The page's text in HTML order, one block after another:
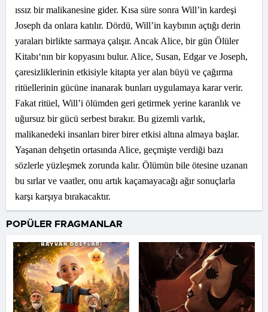
ıssız bir malikanesine gider. Kısa süre sonra Will’in kardeşi
Joseph da onlara katılır. Dördü, Will’in kaybının açtığı derin
yaraları birlikte sarmaya çalışır. Ancak Alice, bir gün Ölüler
Kitabı‘nın bir kopyasını bulur. Alice, Susan, Edgar ve Joseph,
çaresizliklerinin etkisiyle kitapta yer alan büyü ve çağırma
ritüellerinin gücüne inanarak bunları uygulamaya karar verir.
Fakat ritüel, Will’i ölümden geri getirmek yerine karanlık ve
uğursuz bir gücü serbest bırakır. Bu gizemli varlık,
malikanedeki insanları birer birer etkisi altına almaya başlar.
Yaşanan dehşetin ortasında Alice, geçmişte verdiği bazı
sözlerle yüzleşmek zorunda kalır. Ölümün bile ötesine uzanan
bu sırlar ve vaatler, onu artık kaçamayacağı ağır sonuçlarla
karşı karşıya bırakacaktır.
POPÜLER FRAGMANLAR